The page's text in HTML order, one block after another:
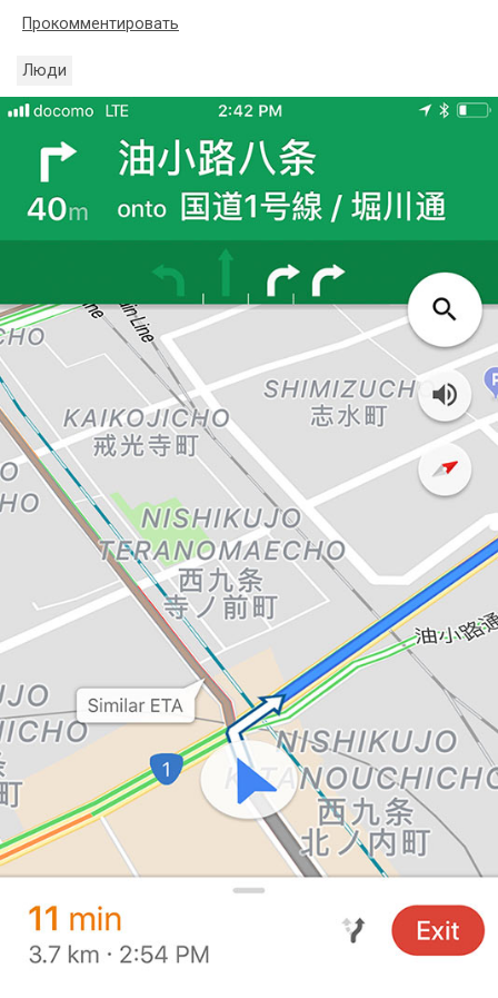
Прокомментировать
Люди